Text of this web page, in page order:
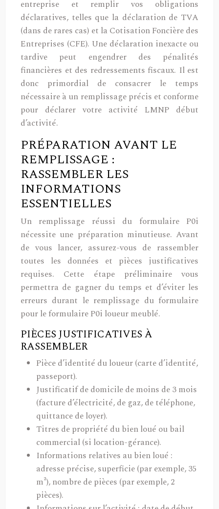
entreprise et remplir vos obligations
déclaratives, telles que la déclaration de TVA
(dans de rares cas) et la Cotisation Foncière des
Entreprises (CFE). Une déclaration inexacte ou
tardive peut engendrer des pénalités
financières et des redressements fiscaux. Il est
donc primordial de consacrer le temps
nécessaire à un remplissage précis et conforme
pour déclarer votre activité LMNP début
d’activité.
PRÉPARATION AVANT LE
REMPLISSAGE :
RASSEMBLER LES
INFORMATIONS
ESSENTIELLES
Un remplissage réussi du formulaire P0i
nécessite une préparation minutieuse. Avant
de vous lancer, assurez-vous de rassembler
toutes les données et pièces justificatives
requises. Cette étape préliminaire vous
permettra de gagner du temps et d’éviter les
erreurs durant le remplissage du formulaire
pour le formulaire P0i loueur meublé.
PIÈCES JUSTIFICATIVES À
RASSEMBLER
Pièce d’identité du loueur (carte d’identité,
passeport).
Justificatif de domicile de moins de 3 mois
(facture d’électricité, de gaz, de téléphone,
quittance de loyer).
Titres de propriété du bien loué ou bail
commercial (si location-gérance).
Informations relatives au bien loué :
adresse précise, superficie (par exemple, 35
m²), nombre de pièces (par exemple, 2
pièces).